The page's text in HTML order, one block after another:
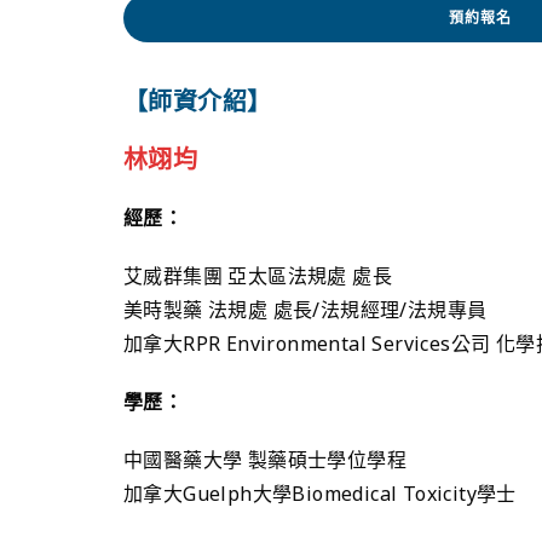
預約報名
【師資介紹】
林翊均
經歷：
艾威群集團 亞太區法規處 處長
美時製藥 法規處 處長/法規經理/法規專員
加拿大RPR Environmental Services公司 化學
學歷：
中國醫藥大學 製藥碩士學位學程
加拿大Guelph大學Biomedical Toxicity學士